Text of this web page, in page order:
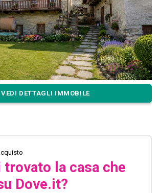
VEDI DETTAGLI IMMOBILE
trovato la casa che
Dove.it?